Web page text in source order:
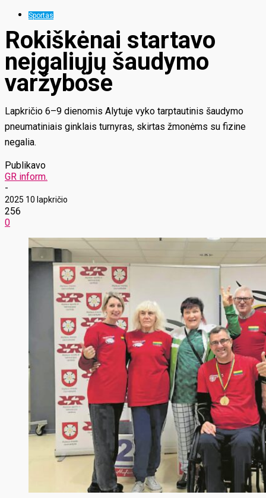
Sportas
Rokiškėnai startavo
neįgaliųjų šaudymo
varžybose
Lapkričio 6–9 dienomis Alytuje vyko tarptautinis šaudymo
pneumatiniais ginklais turnyras, skirtas žmonėms su fizine
negalia.
Publikavo
GR inform.
-
2025 10 lapkričio
256
0